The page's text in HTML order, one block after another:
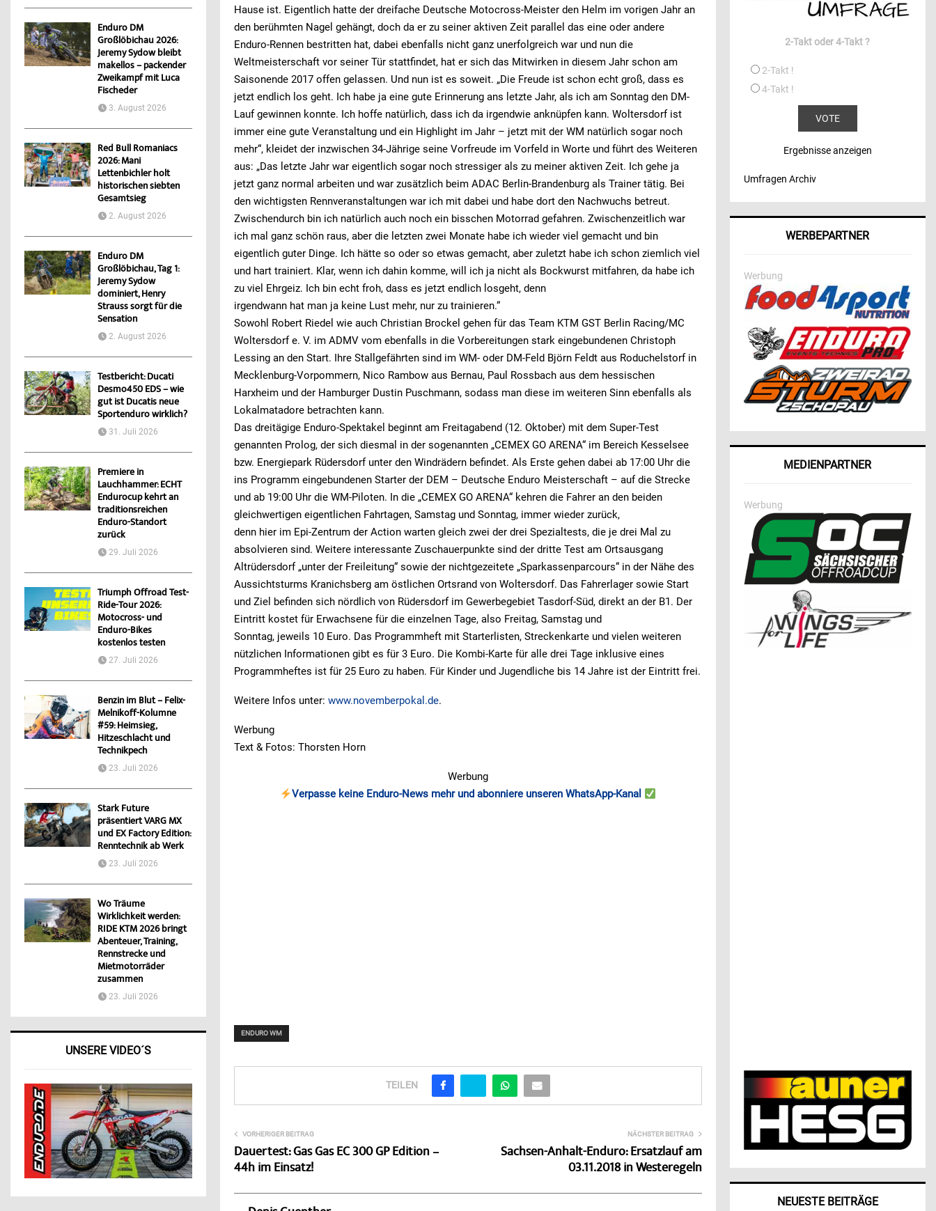
Hause ist. Eigentlich hatte der dreifache Deutsche Motocross-Meister den Helm im vorigen Jahr an
den berühmten Nagel gehängt, doch da er zu seiner aktiven Zeit parallel das eine oder andere
Enduro-Rennen bestritten hat, dabei ebenfalls nicht ganz unerfolgreich war und nun die
Weltmeisterschaft vor seiner Tür stattfindet, hat er sich das Mitwirken in diesem Jahr schon am
Saisonende 2017 offen gelassen. Und nun ist es soweit. „Die Freude ist schon echt groß, dass es
jetzt endlich los geht. Ich habe ja eine gute Erinnerung ans letzte Jahr, als ich am Sonntag den DM-
Lauf gewinnen konnte. Ich hoffe natürlich, dass ich da irgendwie anknüpfen kann. Woltersdorf ist
immer eine gute Veranstaltung und ein Highlight im Jahr – jetzt mit der WM natürlich sogar noch
mehr“, kleidet der inzwischen 34-Jährige seine Vorfreude im Vorfeld in Worte und führt des Weiteren
aus: „Das letzte Jahr war eigentlich sogar noch stressiger als zu meiner aktiven Zeit. Ich gehe ja
jetzt ganz normal arbeiten und war zusätzlich beim ADAC Berlin-Brandenburg als Trainer tätig. Bei
den wichtigsten Rennveranstaltungen war ich mit dabei und habe dort den Nachwuchs betreut.
Zwischendurch bin ich natürlich auch noch ein bisschen Motorrad gefahren. Zwischenzeitlich war
ich mal ganz schön raus, aber die letzten zwei Monate habe ich wieder viel gemacht und bin
eigentlich guter Dinge. Ich hätte so oder so etwas gemacht, aber zuletzt habe ich schon ziemlich viel
und hart trainiert. Klar, wenn ich dahin komme, will ich ja nicht als Bockwurst mitfahren, da habe ich
zu viel Ehrgeiz. Ich bin echt froh, dass es jetzt endlich losgeht, denn
irgendwann hat man ja keine Lust mehr, nur zu trainieren.“
Sowohl Robert Riedel wie auch Christian Brockel gehen für das Team KTM GST Berlin Racing/MC
Woltersdorf e. V. im ADMV vom ebenfalls in die Vorbereitungen stark eingebundenen Christoph
Lessing an den Start. Ihre Stallgefährten sind im WM- oder DM-Feld Björn Feldt aus Roduchelstorf in
Mecklenburg-Vorpommern, Nico Rambow aus Bernau, Paul Rossbach aus dem hessischen
Harxheim und der Hamburger Dustin Puschmann, sodass man diese im weiteren Sinn ebenfalls als
Lokalmatadore betrachten kann.
Das dreitägige Enduro-Spektakel beginnt am Freitagabend (12. Oktober) mit dem Super-Test
genannten Prolog, der sich diesmal in der sogenannten „CEMEX GO ARENA“ im Bereich Kesselsee
bzw. Energiepark Rüdersdorf unter den Windrädern befindet. Als Erste gehen dabei ab 17:00 Uhr die
ins Programm eingebundenen Starter der DEM – Deutsche Enduro Meisterschaft – auf die Strecke
und ab 19:00 Uhr die WM-Piloten. In die „CEMEX GO ARENA“ kehren die Fahrer an den beiden
gleichwertigen eigentlichen Fahrtagen, Samstag und Sonntag, immer wieder zurück,
denn hier im Epi-Zentrum der Action warten gleich zwei der drei Spezialtests, die je drei Mal zu
absolvieren sind. Weitere interessante Zuschauerpunkte sind der dritte Test am Ortsausgang
Altrüdersdorf „unter der Freileitung“ sowie der nichtgezeitete „Sparkassenparcours“ in der Nähe des
Aussichtsturms Kranichsberg am östlichen Ortsrand von Woltersdorf. Das Fahrerlager sowie Start
und Ziel befinden sich nördlich von Rüdersdorf im Gewerbegebiet Tasdorf-Süd, direkt an der B1. Der
Eintritt kostet für Erwachsene für die einzelnen Tage, also Freitag, Samstag und
Sonntag, jeweils 10 Euro. Das Programmheft mit Starterlisten, Streckenkarte und vielen weiteren
nützlichen Informationen gibt es für 3 Euro. Die Kombi-Karte für alle drei Tage inklusive eines
Programmheftes ist für 25 Euro zu haben. Für Kinder und Jugendliche bis 14 Jahre ist der Eintritt frei.
Weitere Infos unter:www.novemberpokal.de.
Werbung
Text & Fotos: Thorsten Horn
Werbung
Verpasse keine Enduro-News mehr und abonniere unseren WhatsApp-Kanal
ENDURO WM
TEILEN
VORHERIGER BEITRAG
Dauertest: Gas Gas EC 300 GP Edition –
44h im Einsatz!
NÄCHSTER BEITRAG
Sachsen-Anhalt-Enduro: Ersatzlauf am
03.11.2018 in Westeregeln
Enduro DM
Großlöbichau 2026:
Jeremy Sydow bleibt
makellos – packender
Zweikampf mit Luca
Fischeder
3. August 2026
Red Bull Romaniacs
2026: Mani
Lettenbichler holt
historischen siebten
Gesamtsieg
2. August 2026
Enduro DM
Großlöbichau, Tag 1:
Jeremy Sydow
dominiert, Henry
Strauss sorgt für die
Sensation
2. August 2026
Testbericht: Ducati
Desmo450 EDS – wie
gut ist Ducatis neue
Sportenduro wirklich?
31. Juli 2026
Premiere in
Lauchhammer: ECHT
Endurocup kehrt an
traditionsreichen
Enduro-Standort
zurück
29. Juli 2026
Triumph Offroad Test-
Ride-Tour 2026:
Motocross- und
Enduro-Bikes
kostenlos testen
27. Juli 2026
Benzin im Blut – Felix-
Melnikoff-Kolumne
#59: Heimsieg,
Hitzeschlacht und
Technikpech
23. Juli 2026
Stark Future
präsentiert VARG MX
und EX Factory Edition:
Renntechnik ab Werk
23. Juli 2026
Wo Träume
Wirklichkeit werden:
RIDE KTM 2026 bringt
Abenteuer, Training,
Rennstrecke und
Mietmotorräder
zusammen
23. Juli 2026
UNSERE VIDEO´S
2-Takt oder 4-Takt ?
2-Takt !
4-Takt !
Ergebnisse anzeigen
Umfragen Archiv
WERBEPARTNER
Werbung
MEDIENPARTNER
Werbung
NEUESTE BEITRÄGE